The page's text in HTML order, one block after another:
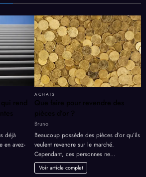
rend
déjà
en avez-
ACHATS
Que faire pour revendre des
pièces d’or ?
Bruno
Beaucoup possède des pièces d’or qu’ils
veulent revendre sur le marché.
Cependant, ces personnes ne…
Voir article complet